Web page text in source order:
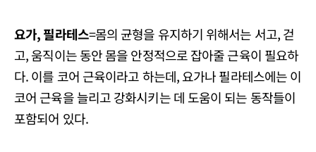
요가, 필라테스=몸의 균형을 유지하기 위해서는 서고, 걷
고, 움직이는 동안 몸을 안정적으로 잡아줄 근육이 필요하
다. 이를 코어 근육이라고 하는데, 요가나 필라테스에는 이
코어 근육을 늘리고 강화시키는 데 도움이 되는 동작들이
포함되어 있다.